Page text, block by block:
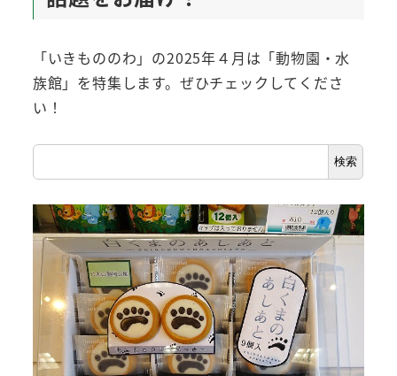
「いきもののわ」の2025年４月は「動物園・水
族館」を特集します。ぜひチェックしてくださ
い！
索
検索